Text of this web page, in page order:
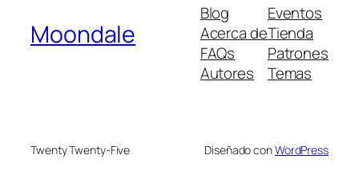
Moondale
Blog
Acerca de
FAQs
Autores
Eventos
Tienda
Patrones
Temas
Twenty Twenty-Five Diseñado conWordPress